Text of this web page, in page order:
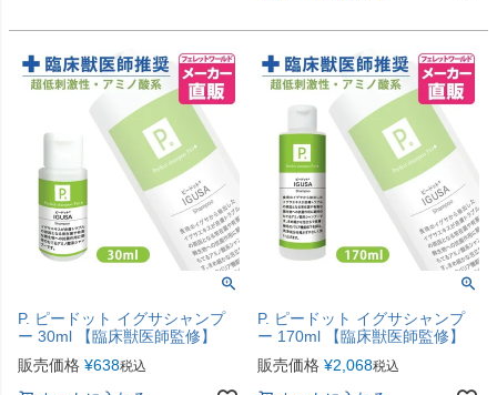
P. ピードット イグサシャンプ
ー 30ml 【臨床獣医師監修】
販売価格 ¥638税込
P. ピードット イグサシャンプ
ー 170ml 【臨床獣医師監修】
販売価格 ¥2,068税込